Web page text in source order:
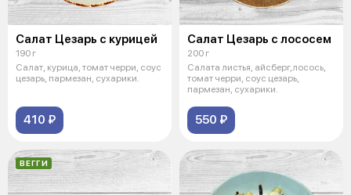
Салат Цезарь с курицей
190 г
Салат, курица, томат черри, соус
цезарь, пармезан, сухарики.
410 ₽
Салат Цезарь с лососем
200 г
Салата листья, айсберг,лосось,
томат черри, соус цезарь,
пармезан, сухарики.
550 ₽
ВЕГГИ